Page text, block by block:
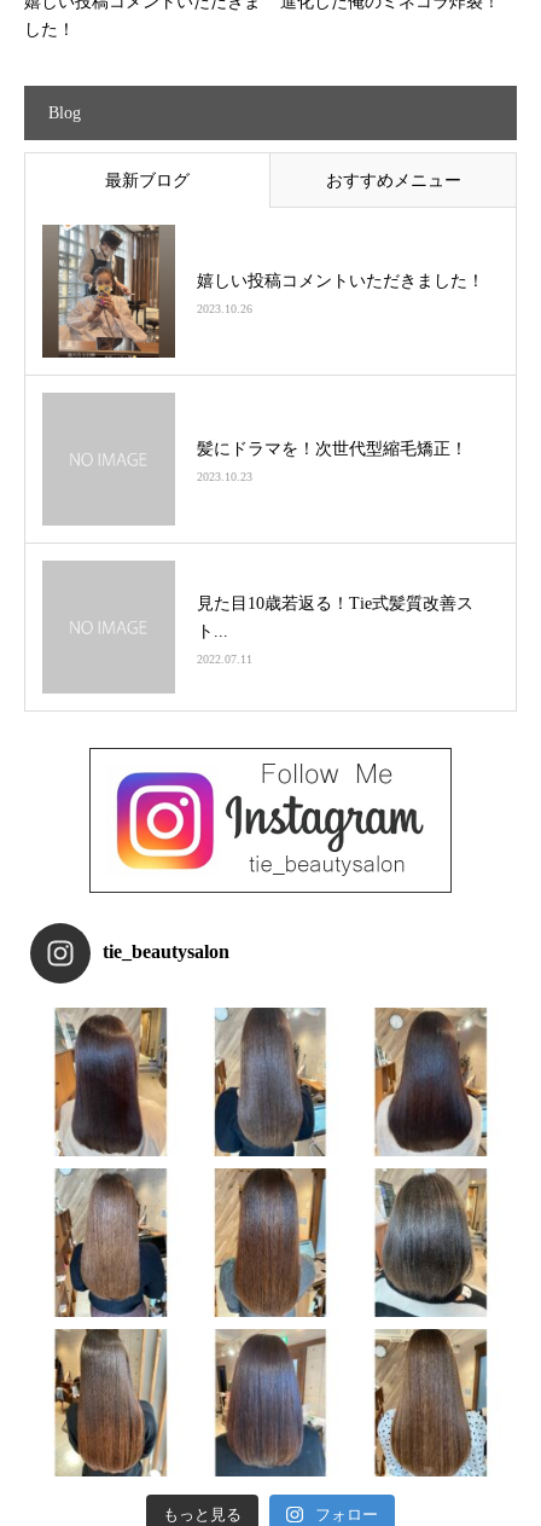
した！
Blog
最新ブログ おすすめメニュー
嬉しい投稿コメントいただきました！
2023.10.26
髪にドラマを！次世代型縮毛矯正！
2023.10.23
見た目10歳若返る！Tie式髪質改善ス
ト...
2022.07.11
tie_beautysalon
もっと見る フォロー